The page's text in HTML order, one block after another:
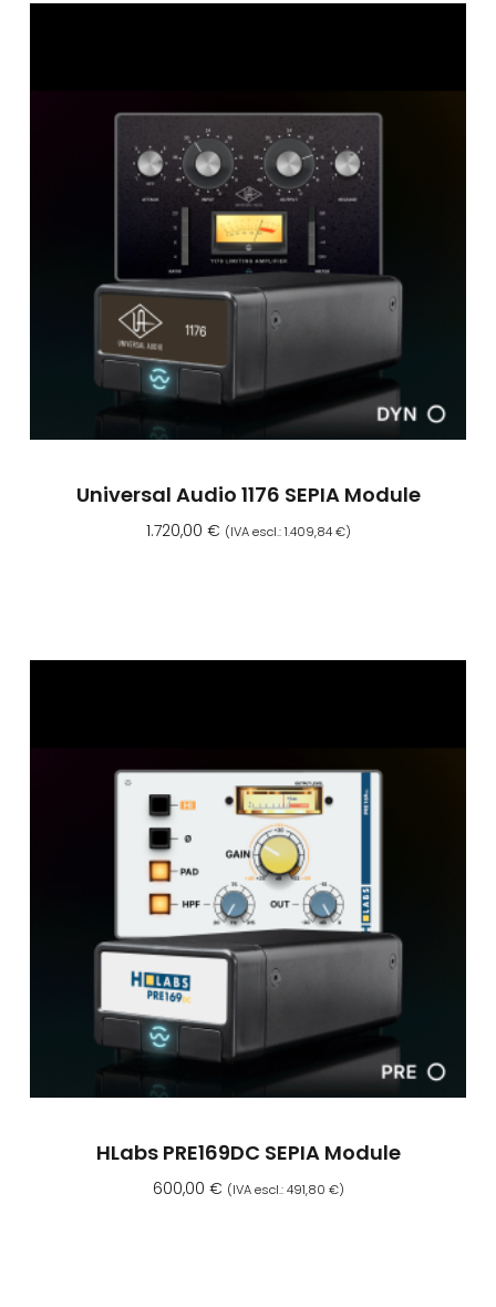
Universal Audio 1176 SEPIA Module
1.720,00 € (IVA escl.:1.409,84€)
HLabs PRE169DC SEPIA Module
600,00 € (IVA escl.:491,80 €)